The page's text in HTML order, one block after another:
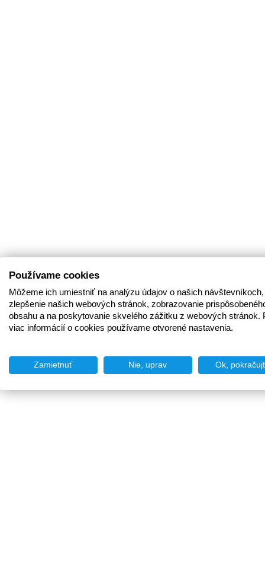
Používame cookies
Môžeme ich umiestniť na analýzu údajov o našich
zlepšenie našich webových stránok, zobrazovanie
obsahu a na poskytovanie skvelého zážitku z webových stránok.
viac informácií o cookies používame otvorené nastavenia.
Zamietnuť Nie, uprav Ok,